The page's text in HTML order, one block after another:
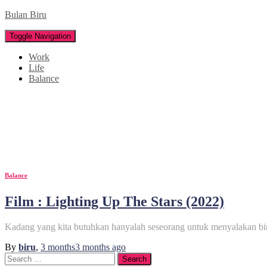
Bulan Biru
Toggle Navigation
Work
Life
Balance
Balance
Film : Lighting Up The Stars (2022)
Kadang yang kita butuhkan hanyalah seseorang untuk menyalakan
By biru, 3 months3 months ago
Search